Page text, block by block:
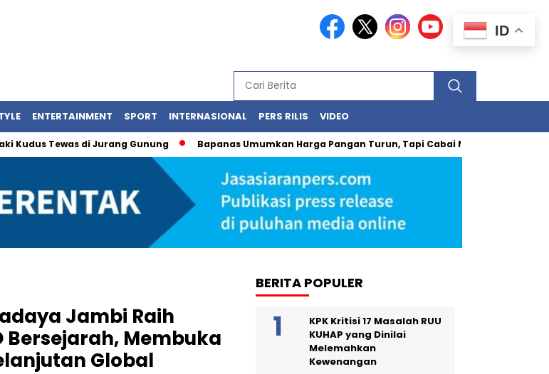
ENTERTAINMENT SPORT INTERNASIONAL PERS RILIS VIDEO
Tewas di Jurang Gunung Bapanas Umumkan Harga Pangan Turun, Tapi Cabai Masih Buat Kantong Panas
Jambi Raih
Bersejarah, Membuka
Global
BERITA POPULER
KPK Kritisi 17 Masalah RUU
KUHAP yang Dinilai
Melemahkan
Kewenangan
ID